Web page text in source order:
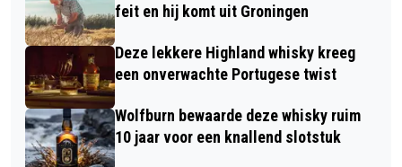
feit en hij komt uit Groningen
Deze lekkere Highland whisky kreeg
een onverwachte Portugese twist
Wolfburn bewaarde deze whisky ruim
10 jaar voor een knallend slotstuk